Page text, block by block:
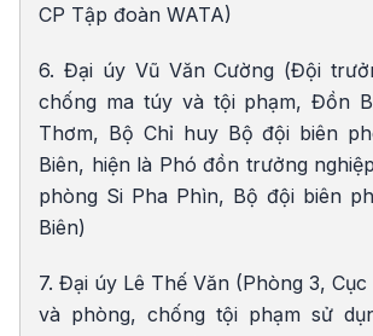
CP Tập đoàn WATA)
6. Đại úy Vũ Văn Cường (Đội
chống ma túy và tội phạm, Đồn
Thơm, Bộ Chỉ huy Bộ đội biên
Biên, hiện là Phó đồn trưởng
phòng Si Pha Phìn, Bộ đội biên
Biên)
7. Đại úy Lê Thế Văn (Phòng 3,
và phòng, chống tội phạm sử